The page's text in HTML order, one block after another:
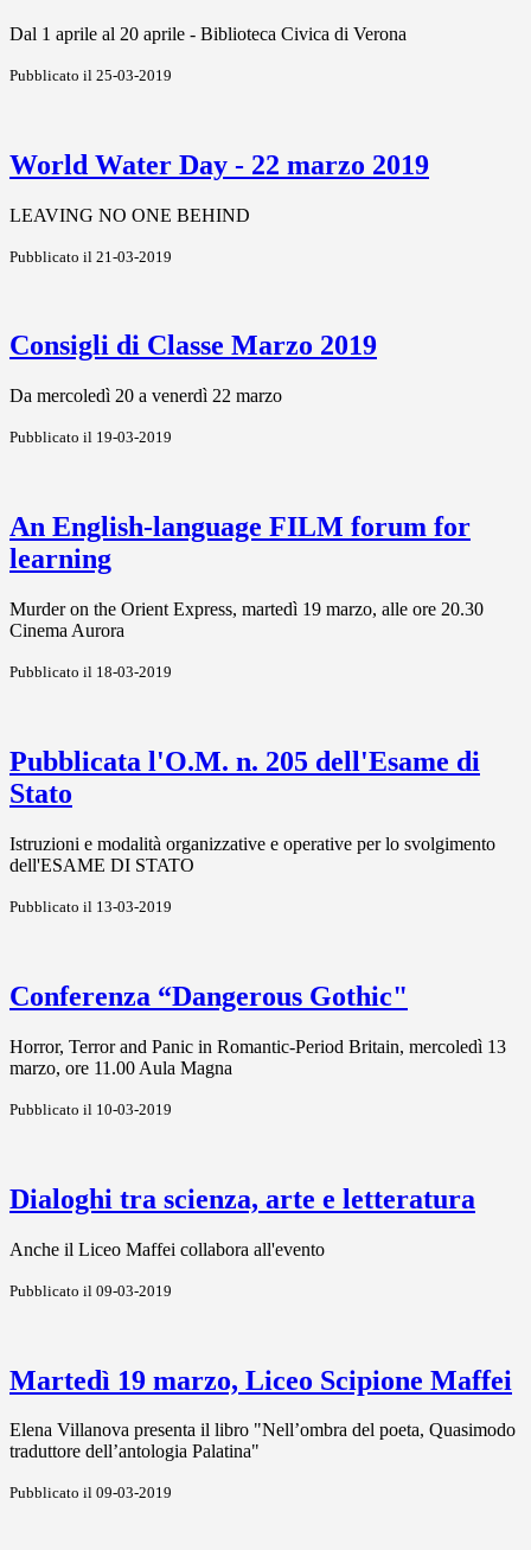
Dal 1 aprile al 20 aprile - Biblioteca Civica di Verona
Pubblicato il 25-03-2019
World Water Day - 22 marzo 2019
LEAVING NO ONE BEHIND
Pubblicato il 21-03-2019
Consigli di Classe Marzo 2019
Da mercoledì 20 a venerdì 22 marzo
Pubblicato il 19-03-2019
An English-language FILM forum for
learning
Murder on the Orient Express, martedì 19 marzo, alle ore 20.30
Cinema Aurora
Pubblicato il 18-03-2019
Pubblicata l'O.M. n. 205 dell'Esame di
Stato
Istruzioni e modalità organizzative e operative per lo svolgimento
dell'ESAME DI STATO
Pubblicato il 13-03-2019
Conferenza “Dangerous Gothic"
Horror, Terror and Panic in Romantic-Period Britain, mercoledì 13
marzo, ore 11.00 Aula Magna
Pubblicato il 10-03-2019
Dialoghi tra scienza, arte e letteratura
Anche il Liceo Maffei collabora all'evento
Pubblicato il 09-03-2019
Martedì 19 marzo, Liceo Scipione Maffei
Elena Villanova presenta il libro "Nell’ombra del poeta, Quasimodo
traduttore dell’antologia Palatina"
Pubblicato il 09-03-2019